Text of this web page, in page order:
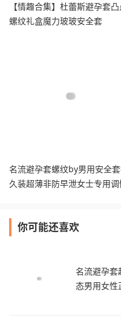
【情趣合集】杜蕾斯避孕套凸
螺纹礼盒魔力玻玻安全套
名流避孕套螺纹by男用安全
久装超薄非防早泄女士专用
你可能还喜欢
名流避孕
态男用女